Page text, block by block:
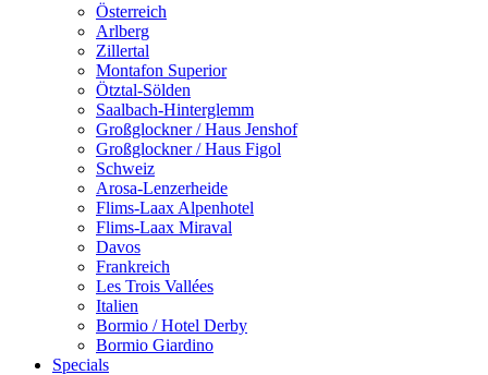
Österreich
Arlberg
Zillertal
Montafon Superior
Ötztal-Sölden
Saalbach-Hinterglemm
Großglockner / Haus Jenshof
Großglockner / Haus Figol
Schweiz
Arosa-Lenzerheide
Flims-Laax Alpenhotel
Flims-Laax Miraval
Davos
Frankreich
Les Trois Vallées
Italien
Bormio / Hotel Derby
Bormio Giardino
Specials